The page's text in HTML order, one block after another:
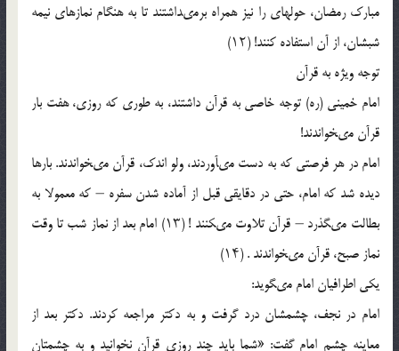
مبارک رمضان، حوله‏اى را نیز همراه برمى‏داشتند تا به هنگام نمازهاى نیمه
شب‏شان، از آن استفاده کنند! (۱۲)
توجه ویژه به قرآن
امام خمینى (ره) توجه خاصى به قرآن داشتند، به ‏طورى که روزى، هفت ‏بار
قرآن مى‏خواندند!
امام در هر فرصتى که به ‏دست مى‏آوردند، ولو اندک، قرآن مى‏خواندند. بارها
دیده شد که امام، حتى در دقایقى قبل از آماده شدن سفره – که معمولا به
بطالت مى‏گذرد – قرآن تلاوت مى‏کنند ! (۱۳) امام بعد از نماز شب تا وقت
نماز صبح، قرآن مى‏خواندند . (۱۴)
یکى اطرافیان امام مى‏گوید:
امام در نجف، چشم‏شان درد گرفت و به دکتر مراجعه کردند. دکتر بعد از
معاینه‏ چشم امام گفت: «شما باید چند روزى قرآن نخوانید و به چشم‏تان